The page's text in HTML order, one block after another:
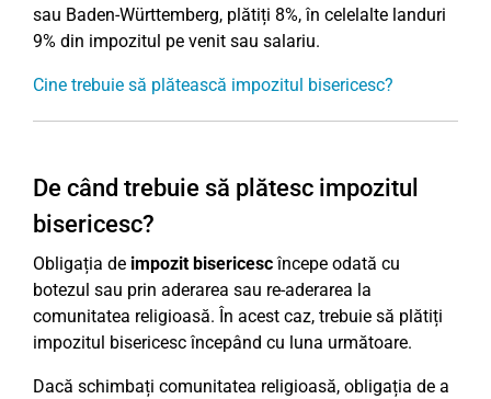
sau Baden-Württemberg, plătiți 8%, în celelalte landuri
9% din impozitul pe venit sau salariu.
Cine trebuie să plătească impozitul bisericesc?
De când trebuie să plătesc impozitul
bisericesc?
Obligația de impozit bisericescîncepe odată cu
botezul sau prin aderarea sau re-aderarea la
comunitatea religioasă. În acest caz, trebuie să plătiți
impozitul bisericesc începând cu luna următoare.
Dacă schimbați comunitatea religioasă, obligația de a